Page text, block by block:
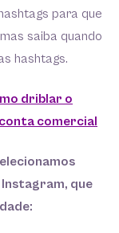
para que
saiba quando
hashtags.
driblar o
comercial
que